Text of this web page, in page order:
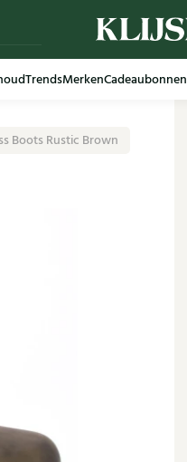
TrendsMerkenCadeaubonnen
Boots Rustic Brown